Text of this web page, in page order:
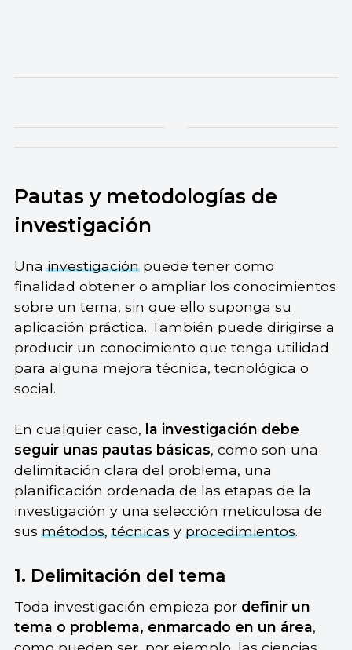
Pautas y metodologías de
investigación
Unainvestigaciónpuede tener como
finalidad obtener o ampliar los conocimientos
sobre un tema, sin que ello suponga su
aplicación práctica. También puede dirigirse a
producir un conocimiento que tenga utilidad
para alguna mejora técnica, tecnológica o
social.
En cualquier caso, la investigación debe
seguir unas pautas básicas, como son una
delimitación clara del problema, una
planificación ordenada de las etapas de la
investigación y una selección meticulosa de
susmétodos,técnicasyprocedimientos.
1. Delimitación del tema
Toda investigación empieza por definir un
tema o problema, enmarcado en un área,